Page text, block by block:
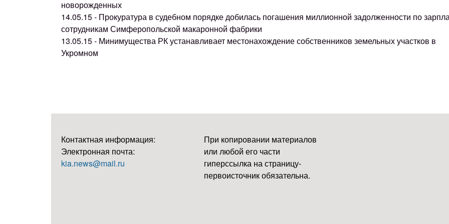
новорожденных
14.05.15 - Прокуратура в судебном порядке добилась погашения миллионной задолженности по
сотрудникам Симферопольской макаронной фабрики
13.05.15 - Минимущества РК устанавливает местонахождение собственников земельных участков в
Укромном
Контактная информация:
Электронная почта:
kia.news@mail.ru
При копировании материалов
или любой его части
гиперссылка на страницу-
первоисточник обязательна.